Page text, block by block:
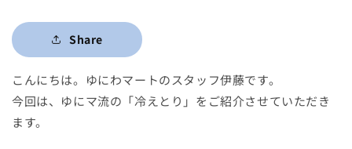
Share
こんにちは。ゆにわマートのスタッフ伊藤です。
今回は、ゆにマ流の「冷えとり」をご紹介させていただき
ます。